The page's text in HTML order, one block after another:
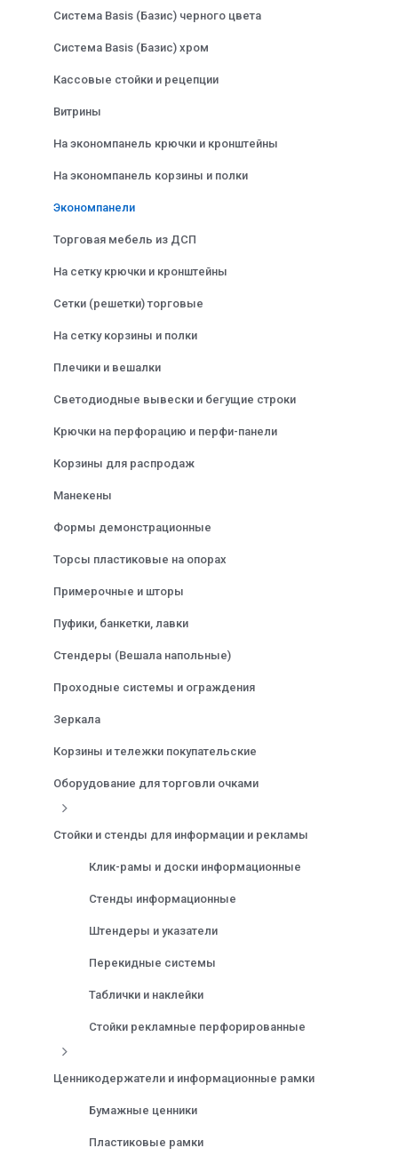
Система Basis (Базис) черного цвета
Система Basis (Базис) хром
Кассовые стойки и рецепции
Витрины
На экономпанель крючки и кронштейны
На экономпанель корзины и полки
Экономпанели
Торговая мебель из ДСП
На сетку крючки и кронштейны
Сетки (решетки) торговые
На сетку корзины и полки
Плечики и вешалки
Светодиодные вывески и бегущие строки
Крючки на перфорацию и перфи-панели
Корзины для распродаж
Манекены
Формы демонстрационные
Торсы пластиковые на опорах
Примерочные и шторы
Пуфики, банкетки, лавки
Стендеры (Вешала напольные)
Проходные системы и ограждения
Зеркала
Корзины и тележки покупательские
Оборудование для торговли очками
Стойки и стенды для информации и рекламы
Клик-рамы и доски информационные
Стенды информационные
Штендеры и указатели
Перекидные системы
Таблички и наклейки
Стойки рекламные перфорированные
Ценникодержатели и информационные рамки
Бумажные ценники
Пластиковые рамки